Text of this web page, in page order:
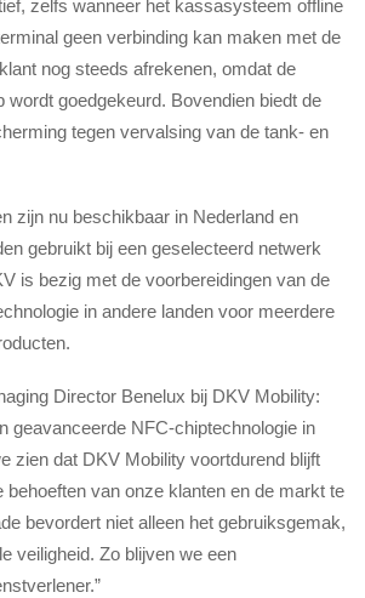
zelfs wanneer het kassasysteem offline
geen verbinding kan maken met de
nog steeds afrekenen, omdat de
wordt goedgekeurd. Bovendien biedt de
tegen vervalsing van de tank- en
zijn nu beschikbaar in Nederland en
gebruikt bij een geselecteerd netwerk
is bezig met de voorbereidingen van de
in andere landen voor meerdere
Director Benelux bij DKV Mobility:
geavanceerde NFC-chiptechnologie in
zien dat DKV Mobility voortdurend blijft
behoeften van onze klanten en de markt te
bevordert niet alleen het gebruiksgemak,
veiligheid. Zo blijven we een